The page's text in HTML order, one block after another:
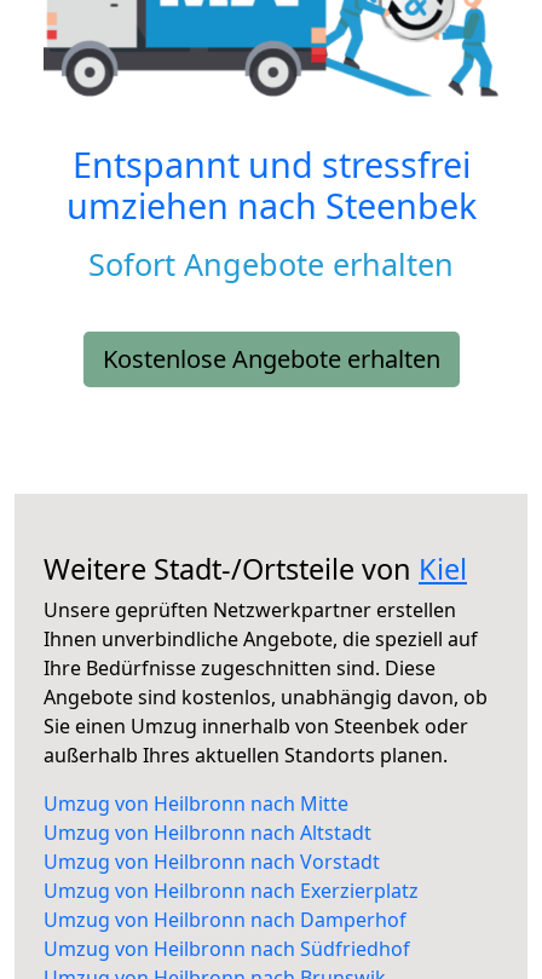
Entspannt und stressfrei
umziehen nach Steenbek
Sofort Angebote erhalten
Kostenlose Angebote erhalten
Weitere Stadt-/Ortsteile von Kiel
Unsere geprüften Netzwerkpartner erstellen
Ihnen unverbindliche Angebote, die speziell auf
Ihre Bedürfnisse zugeschnitten sind. Diese
Angebote sind kostenlos, unabhängig davon, ob
Sie einen Umzug innerhalb von Steenbek oder
außerhalb Ihres aktuellen Standorts planen.
Umzug von Heilbronn nach Mitte
Umzug von Heilbronn nach Altstadt
Umzug von Heilbronn nach Vorstadt
Umzug von Heilbronn nach Exerzierplatz
Umzug von Heilbronn nach Damperhof
Umzug von Heilbronn nach Südfriedhof